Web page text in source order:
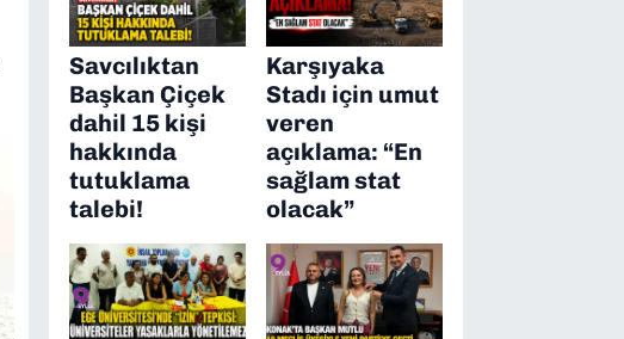
Savcılıktan
Başkan Çiçek
dahil 15 kişi
hakkında
tutuklama
talebi!
Karşıyaka
Stadı için umut
veren
açıklama: “En
sağlam stat
olacak”